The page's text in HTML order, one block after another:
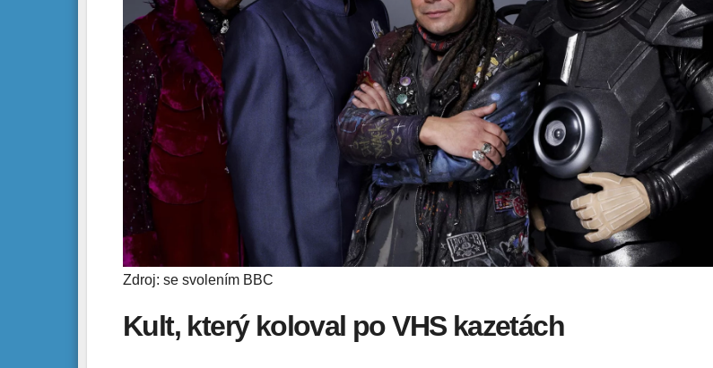
Zdroj: se svolením BBC
Kult, který koloval po VHS kazetách